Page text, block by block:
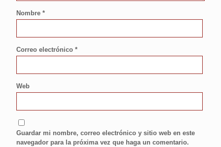
Nombre *
Correo electrónico *
Web
Guardar mi nombre, correo electrónico y sitio web en este
navegador para la próxima vez que haga un comentario.